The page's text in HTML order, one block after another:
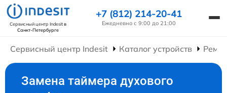
Сервисный центр Indesitв
Санкт-Петербурге
+7 (812) 214-20-41
Ежедневно с 9:00 до 21:00
Сервисный центр Indesit Каталог устройств
Замена таймера духового